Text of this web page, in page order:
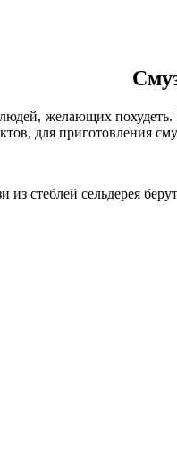
людей, желающих
для приготовления
из стеблей сельдерея